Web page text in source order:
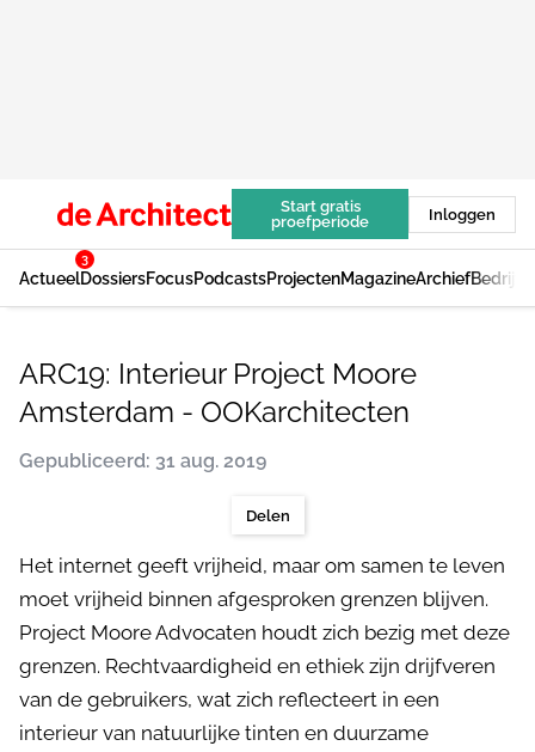
Start gratis
proefperiode
Inloggen
Actueel
3
DossiersFocusPodcastsProjectenMagazineArchief
ARC19: Interieur Project Moore
Amsterdam - OOKarchitecten
Gepubliceerd: 31 aug. 2019
Delen
Het internet geeft vrijheid, maar om samen te leven
moet vrijheid binnen afgesproken grenzen blijven.
Project Moore Advocaten houdt zich bezig met deze
grenzen. Rechtvaardigheid en ethiek zijn drijfveren
van de gebruikers, wat zich reflecteert in een
interieur van natuurlijke tinten en duurzame